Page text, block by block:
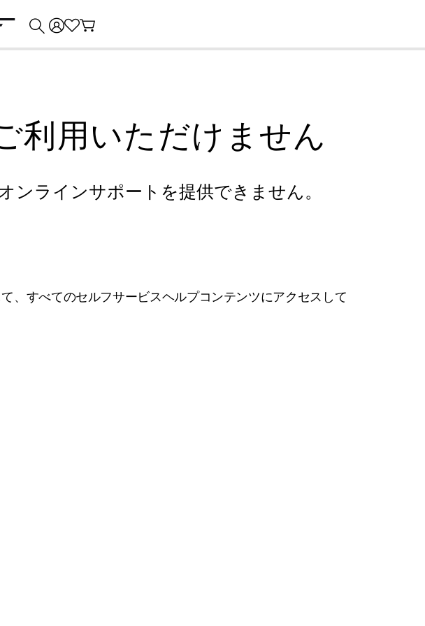
利用いただけません
ンラインサポートを提供できません。
、すべてのセルフサービスヘルプコンテンツにアクセスして